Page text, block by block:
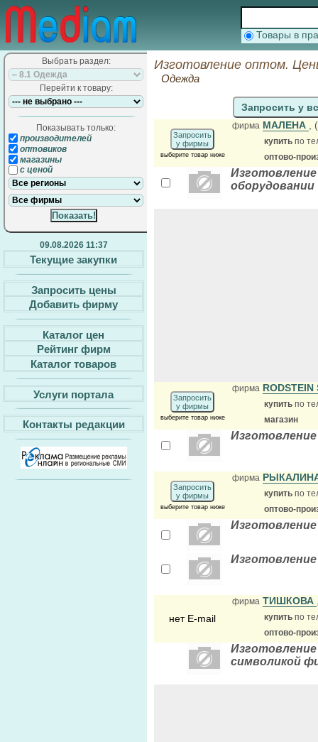
Товары в
Выбрать раздел:
Перейти к товару:
Показывать только:
производителей
оптовиков
магазины
с ценой
09.08.2026 11:37
Текущие закупки
Запросить цены
Добавить фирму
Каталог цен
Рейтинг фирм
Каталог товаров
Услуги портала
Контакты редакции
Изготовление оптом.
Одежда
Запросить у
Запросить
у фирмы
выберите товар ниже
фирма МАЛЕНА
купить по
оптово-
оборудовании
Запросить
у фирмы
выберите товар ниже
фирма
купить по
магазин
Запросить
у фирмы
выберите товар ниже
фирма
купить по
оптово-
нет E-mail
фирма ТИШКОВА
купить по
оптово-
символикой